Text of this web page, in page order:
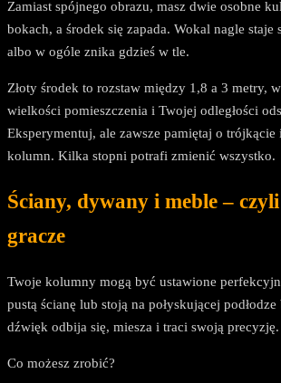
Zamiast spójnego obrazu, masz dwie osobne
bokach, a środek się zapada. Wokal nagle staje
albo w ogóle znika gdzieś w tle.
Złoty środek to rozstaw między 1,8 a 3 metry,
wielkości pomieszczenia i Twojej odległości
Eksperymentuj, ale zawsze pamiętaj o trójkącie
kolumn. Kilka stopni potrafi zmienić wszystko.
Ściany, dywany i meble –
gracze
Twoje kolumny mogą być ustawione
pustą ścianę lub stoją na połyskującej
dźwięk odbija się, miesza i traci swoją precyzję.
Co możesz zrobić?